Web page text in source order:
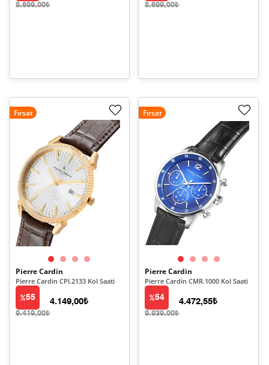
8.699,00₺ 8.699,00₺
Fırsat
Pierre Cardin
Pierre Cardin CPI.2133 Kol Saati
55
9.419,00₺
4.149,00₺
Fırsat
Pierre Cardin
Pierre Cardin CMR.1000 Kol Saati
54
9.939,00₺
4.472,55₺